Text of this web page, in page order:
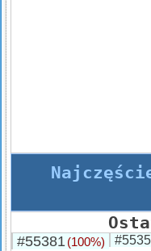
#55381(100%)